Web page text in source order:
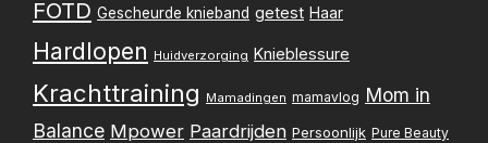
FOTD Gescheurde knieband getest Haar
Hardlopen Huidverzorging Knieblessure
Krachttraining Mamadingen mamavlog Mom in
Balance Mpower Paardrijden Persoonlijk Pure Beauty